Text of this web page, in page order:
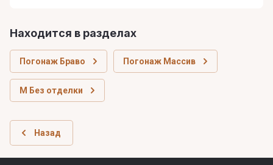
Находится в разделах
Погонаж Браво Погонаж Массив
М Без отделки
Назад